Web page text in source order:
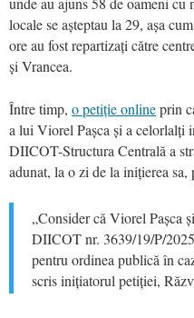
locale se așteptau la 29, așa
ore au fost repartizați către
și Vrancea.
Între timp, o petiție onlineprin
a lui Viorel Pașca și a celorlalți
DIICOT-Structura Centrală a
adunat, la o zi de la inițierea sa,
„Consider că Viorel Pașca
DIICOT nr. 3639/19/P/
pentru ordinea publică în
scris inițiatorul petiției,